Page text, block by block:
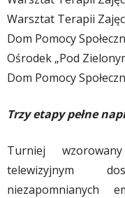
​Warsztat Terapii
​Dom Pomocy
​Ośrodek „Pod
​Dom Pomocy
​Trzy etapy pełne
​Turniej
telewizyjnym
niezapomnianych